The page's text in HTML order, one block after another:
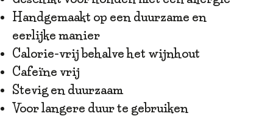
Handgemaakt op een duurzame en
eerlijke manier
Calorie-vrij behalve het wijnhout
Cafeïne vrij
Stevig en duurzaam
Voor langere duur te gebruiken